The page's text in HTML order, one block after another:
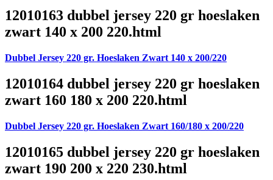
12010163 dubbel jersey 220 gr hoeslaken
zwart 140 x 200 220.html
Dubbel Jersey 220 gr. Hoeslaken Zwart 140 x 200/220
12010164 dubbel jersey 220 gr hoeslaken
zwart 160 180 x 200 220.html
Dubbel Jersey 220 gr. Hoeslaken Zwart 160/180 x 200/220
12010165 dubbel jersey 220 gr hoeslaken
zwart 190 200 x 220 230.html